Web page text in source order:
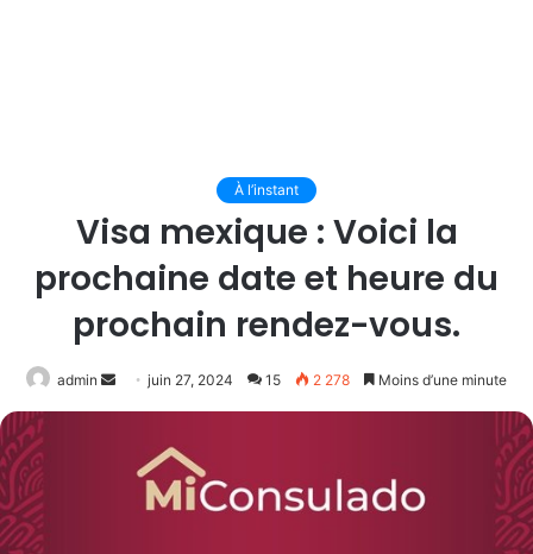
À l’instant
Visa mexique : Voici la
prochaine date et heure du
prochain rendez-vous.
admin
Envoyer
un
juin 27, 2024 15 2 278 Moins d’une minute